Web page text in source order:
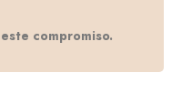
compromiso.